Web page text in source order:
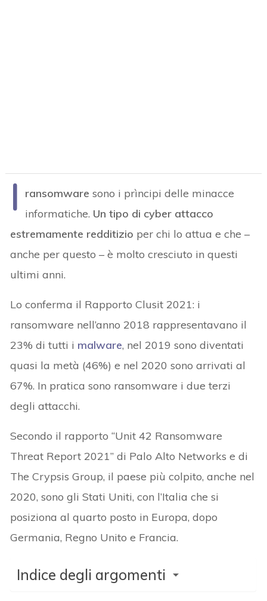
I ransomware sono i prìncipi delle minacce
informatiche. Un tipo di cyber attacco
estremamente redditizio per chi lo attua e che –
anche per questo – è molto cresciuto in questi
ultimi anni.
Lo conferma il Rapporto Clusit 2021: i
ransomware nell’anno 2018 rappresentavano il
23% di tutti i malware, nel 2019 sono diventati
quasi la metà (46%) e nel 2020 sono arrivati al
67%. In pratica sono ransomware i due terzi
degli attacchi.
Secondo il rapporto “Unit 42 Ransomware
Threat Report 2021” di Palo Alto Networks e di
The Crypsis Group, il paese più colpito, anche nel
2020, sono gli Stati Uniti, con l’Italia che si
posiziona al quarto posto in Europa, dopo
Germania, Regno Unito e Francia.
Indice degli argomenti